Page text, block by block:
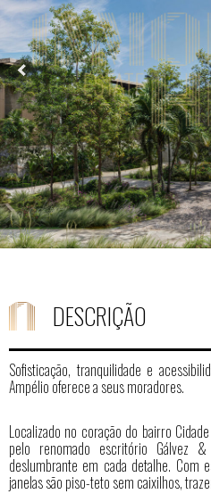
DESCRIÇÃO
Sofisticação, tranquilidade e
Ampélio oferece a seus moradores.
Localizado no coração do bairro
pelo renomado escritório Gálvez
deslumbrante em cada detalhe. Com
janelas são piso-teto sem caixilhos,